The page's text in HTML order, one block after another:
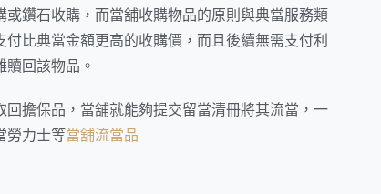
鑽石收購，而當舖收購物品的原則與典當服務類
比典當金額更高的收購價，而且後續無需支付利
回該物品。
擔保品，當舖就能夠提交留當清冊將其流當，一
勞力士等當舖流當品